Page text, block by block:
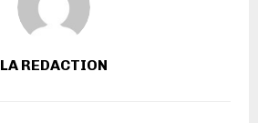
LA REDACTION